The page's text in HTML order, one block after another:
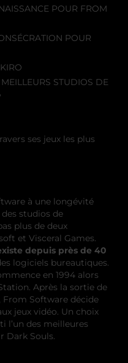
POUR FROM
POUR
STUDIOS DE
ses jeux les plus
à une longévité
studios de
plus de deux
et Visceral Games.
depuis près de 40
logiciels bureautiques.
en 1994 alors
Après la sortie de
From Software décide
jeux vidéo. Un choix
l’un des meilleures
Dark Souls.